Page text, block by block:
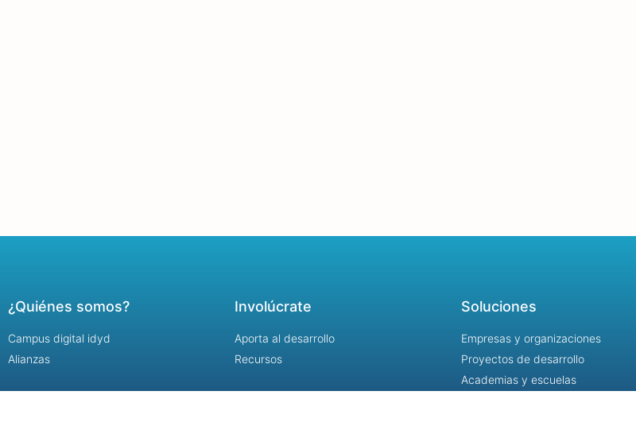
¿Quiénes somos?
Campus digital idyd
Alianzas
Involúcrate
Aporta al desarrollo
Recursos
Soluciones
Empresas y organizaciones
Proyectos de desarrollo
Academias y escuelas